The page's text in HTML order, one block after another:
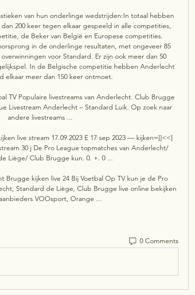
van hun onderlinge wedstrijden:In totaal hebben
200 keer tegen elkaar gespeeld in alle competities,
de Beker van België en Europese competities.
in de onderlinge resultaten, met ongeveer 85
voor Standard. Er zijn ook meer dan 50
In de Belgische competitie hebben Anderlecht
elkaar meer dan 150 keer ontmoet.
TV Populaire livestreams van Anderlecht. Club Brugge
Livestream Anderlecht – Standard Luik. Op zoek naar
andere livestreams ...
live stream 17.09.2023 E 17 sep 2023 — kijken=]]<<]
30 j De Pro League topmatches van Anderlecht/
Liège/ Club Brugge kun. 0. +. 0 ...
Brugge kijken live 24 Bij Voetbal Op TV kun je de Pro
Standard de Liège, Club Brugge live online bekijken
VOOsport, Orange ...
0 Comments